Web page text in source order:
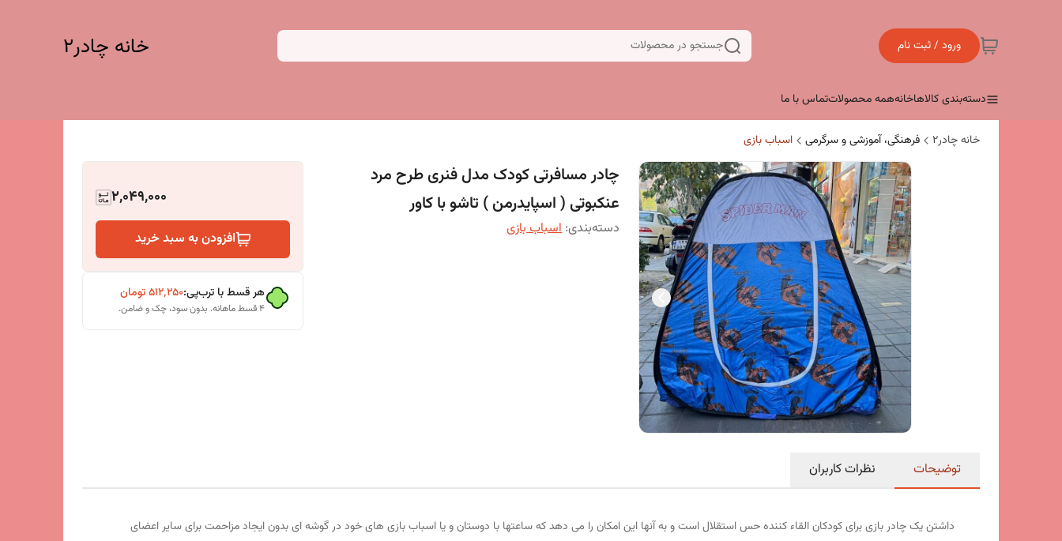
ورود / ثبت نام جستجو در محصولات خانه چادر۲
دسته‌بندی کالاهاخانههمه محصولاتتماس با ما
خانه چادر۲ فرهنگی، آموزشی و سرگرمی اسباب بازی
چادر مسافرتی کودک مدل فنری طرح مرد
عنکبوتی ( اسپایدرمن ) تاشو با کاور
دسته‌بندی:اسباب بازی
2,049,000
افزودن به سبد خرید
هر قسط با ترب‌پی:۵۱۲٬۲۵۰تومان
۴ قسط ماهانه. بدون سود، چک و ضامن.
توضیحات نظرات کاربران
داشتن یک چادر بازی برای کودکان القاء کننده حس استقلال است و به آنها این امکان را می دهد که ساعتها با دوستان و یا اسباب بازی های خود در گوشه ای بدون ایجاد مزاحمت برای سایر اعضای